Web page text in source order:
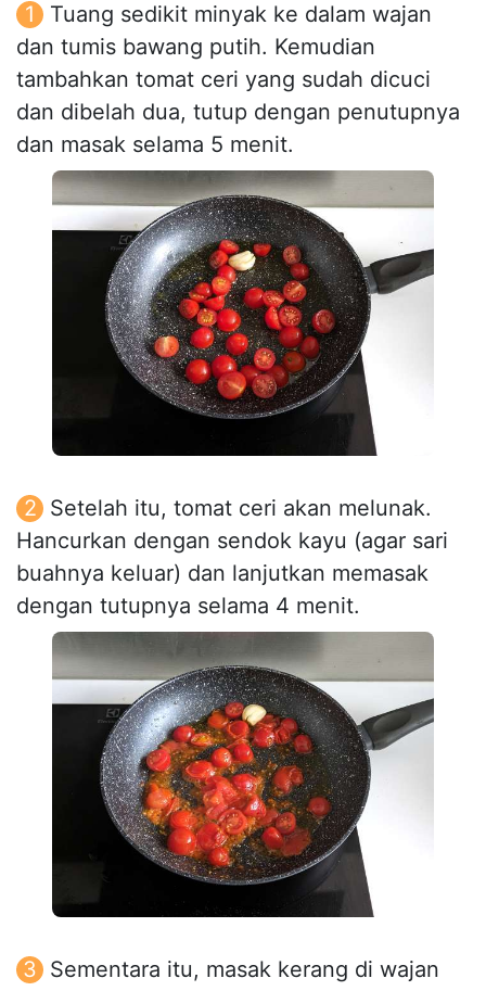
Tuang sedikit minyak ke dalam wajan
dan tumis bawang putih. Kemudian
tambahkan tomat ceri yang sudah dicuci
dan dibelah dua, tutup dengan penutupnya
dan masak selama 5 menit.
Setelah itu, tomat ceri akan melunak.
Hancurkan dengan sendok kayu (agar sari
buahnya keluar) dan lanjutkan memasak
dengan tutupnya selama 4 menit.
Sementara itu, masak kerang di wajan